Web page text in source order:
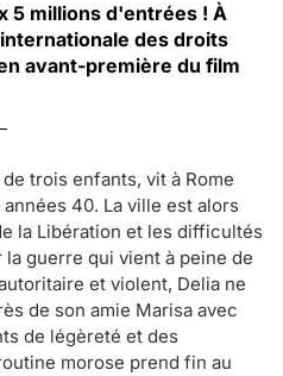
5 millions d'entrées ! À
des droits
avant-première du film
trois enfants, vit à Rome
40. La ville est alors
la Libération et les difficultés
guerre qui vient à peine de
et violent, Delia ne
de son amie Marisa avec
de légèreté et des
morose prend fin au